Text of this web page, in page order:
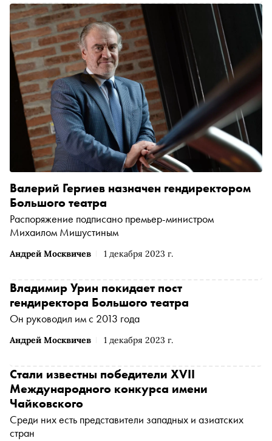
Андрей Москвичев 1 декабря 2023 г.
Валерий Гергиев назначен гендиректором
Большого театра
Распоряжение подписано премьер-министром
Михаилом Мишустиным
Андрей Москвичев 1 декабря 2023 г.
Владимир Урин покидает пост
гендиректора Большого театра
Он руководил им с 2013 года
Стали известны победители XVII
Международного конкурса имени
Чайковского
Среди них есть представители западных и азиатских
стран